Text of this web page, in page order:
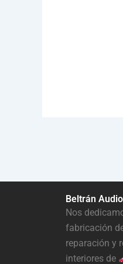
Beltrán
Nos
fabricación
reparación y
interiores de